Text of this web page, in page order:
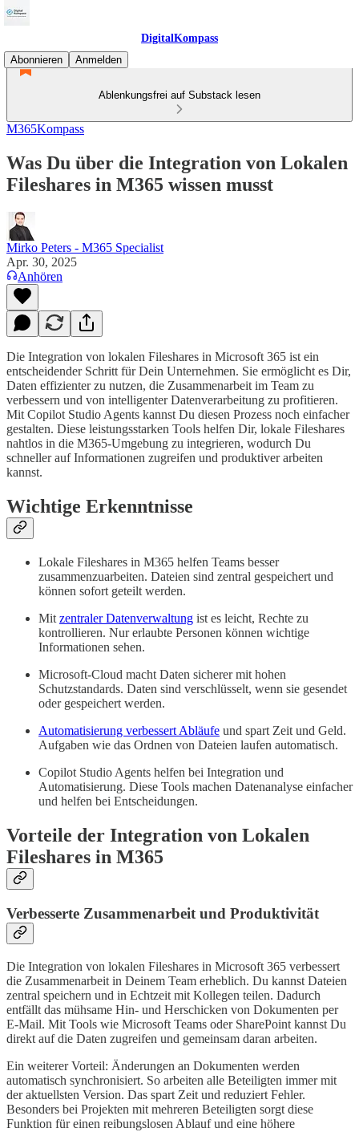
DigitalKompass
Abonnieren
Anmelden
Ablenkungsfrei auf Substack lesen
M365Kompass
Was Du über die Integration von Lokalen
Fileshares in M365 wissen musst
Mirko Peters - M365 Specialist
Apr. 30, 2025
Anhören
Die Integration von lokalen Fileshares in Microsoft 365 ist ein
entscheidender Schritt für Dein Unternehmen. Sie ermöglicht es Dir,
Daten effizienter zu nutzen, die Zusammenarbeit im Team zu
verbessern und von intelligenter Datenverarbeitung zu profitieren.
Mit Copilot Studio Agents kannst Du diesen Prozess noch einfacher
gestalten. Diese leistungsstarken Tools helfen Dir, lokale Fileshares
nahtlos in die M365-Umgebung zu integrieren, wodurch Du
schneller auf Informationen zugreifen und produktiver arbeiten
kannst.
Wichtige Erkenntnisse
Lokale Fileshares in M365 helfen Teams besser
zusammenzuarbeiten. Dateien sind zentral gespeichert und
können sofort geteilt werden.
Mit zentraler Datenverwaltung ist es leicht, Rechte zu
kontrollieren. Nur erlaubte Personen können wichtige
Informationen sehen.
Microsoft-Cloud macht Daten sicherer mit hohen
Schutzstandards. Daten sind verschlüsselt, wenn sie gesendet
oder gespeichert werden.
Automatisierung verbessert Abläufe und spart Zeit und Geld.
Aufgaben wie das Ordnen von Dateien laufen automatisch.
Copilot Studio Agents helfen bei Integration und
Automatisierung. Diese Tools machen Datenanalyse einfacher
und helfen bei Entscheidungen.
Vorteile der Integration von Lokalen
Fileshares in M365
Verbesserte Zusammenarbeit und Produktivität
Die Integration von lokalen Fileshares in Microsoft 365 verbessert
die Zusammenarbeit in Deinem Team erheblich. Du kannst Dateien
zentral speichern und in Echtzeit mit Kollegen teilen. Dadurch
entfällt das mühsame Hin- und Herschicken von Dokumenten per
E-Mail. Mit Tools wie Microsoft Teams oder SharePoint kannst Du
direkt auf die Daten zugreifen und gemeinsam daran arbeiten.
Ein weiterer Vorteil: Änderungen an Dokumenten werden
automatisch synchronisiert. So arbeiten alle Beteiligten immer mit
der aktuellsten Version. Das spart Zeit und reduziert Fehler.
Besonders bei Projekten mit mehreren Beteiligten sorgt diese
Funktion für einen reibungslosen Ablauf und eine höhere